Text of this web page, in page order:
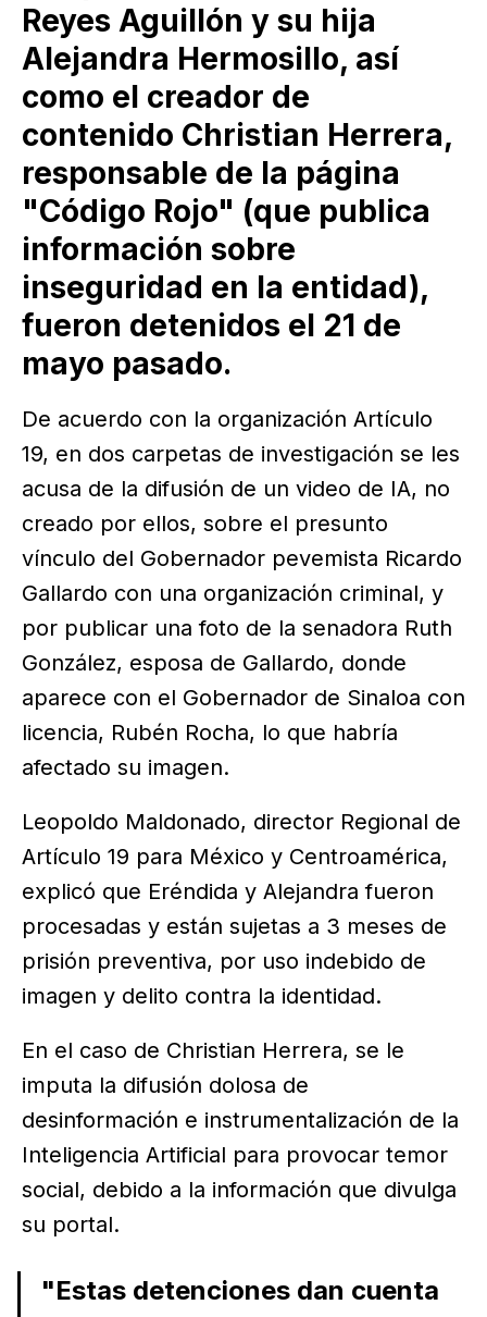
Reyes Aguillón y su hija
Alejandra Hermosillo, así
como el creador de
contenido Christian Herrera,
responsable de la página
"Código Rojo" (que publica
información sobre
inseguridad en la entidad),
fueron detenidos el 21 de
mayo pasado.
De acuerdo con la organización Artículo
19, en dos carpetas de investigación se les
acusa de la difusión de un video de IA, no
creado por ellos, sobre el presunto
vínculo del Gobernador pevemista Ricardo
Gallardo con una organización criminal, y
por publicar una foto de la senadora Ruth
González, esposa de Gallardo, donde
aparece con el Gobernador de Sinaloa con
licencia, Rubén Rocha, lo que habría
afectado su imagen.
Leopoldo Maldonado, director Regional de
Artículo 19 para México y Centroamérica,
explicó que Eréndida y Alejandra fueron
procesadas y están sujetas a 3 meses de
prisión preventiva, por uso indebido de
imagen y delito contra la identidad.
En el caso de Christian Herrera, se le
imputa la difusión dolosa de
desinformación e instrumentalización de la
Inteligencia Artificial para provocar temor
social, debido a la información que divulga
su portal.
"Estas detenciones dan cuenta